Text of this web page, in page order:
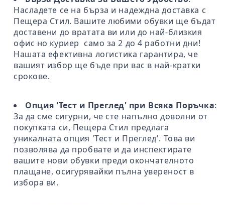
Насладете се на бърза и надеждна доставка с
Пещера Стил. Вашите любими обувки ще бъдат
доставени до вратата ви или до най-близкия
офис но куриер само за 2 до 4 работни дни!
Нашата ефективна логистика гарантира, че
вашият избор ще бъде при вас в най-кратки
срокове.
Опция 'Тест и Преглед' при Всяка Поръчка:
За да сме сигурни, че сте напълно доволни от
покупката си, Пещера Стил предлага
уникалната опция 'Тест и Преглед'. Това ви
позволява да пробвате и да инспектирате
вашите нови обувки преди окончателното
плащане, осигурявайки пълна увереност в
избора ви.